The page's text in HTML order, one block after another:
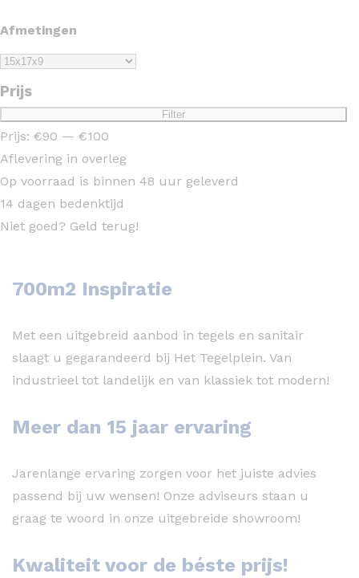
Afmetingen
Prijs
Min.
prijs
Max.
prijs
Filter
Prijs: €90 — €100
Aflevering in overleg
Op voorraad is binnen 48 uur geleverd
14 dagen bedenktijd
Niet goed? Geld terug!
700m2 Inspiratie
Met een uitgebreid aanbod in tegels en sanitair
slaagt u gegarandeerd bij Het Tegelplein. Van
industrieel tot landelijk en van klassiek tot modern!
Meer dan 15 jaar ervaring
Jarenlange ervaring zorgen voor het juiste advies
passend bij uw wensen! Onze adviseurs staan u
graag te woord in onze uitgebreide showroom!
Kwaliteit voor de béste prijs!